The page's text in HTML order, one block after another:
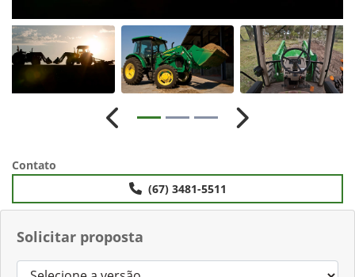
Solicitar proposta
Anterior Próximo
Contato
(67) 3481-5511